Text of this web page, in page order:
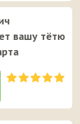
вашу тётю